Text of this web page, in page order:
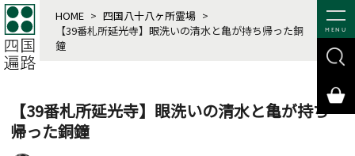
MENU
HOME > 四国八十八ヶ所霊場 >
【39番札所延光寺】眼洗いの清水と亀が持ち帰った銅
鐘
【39番札所延光寺】眼洗いの清水と亀が持ち
帰った銅鐘